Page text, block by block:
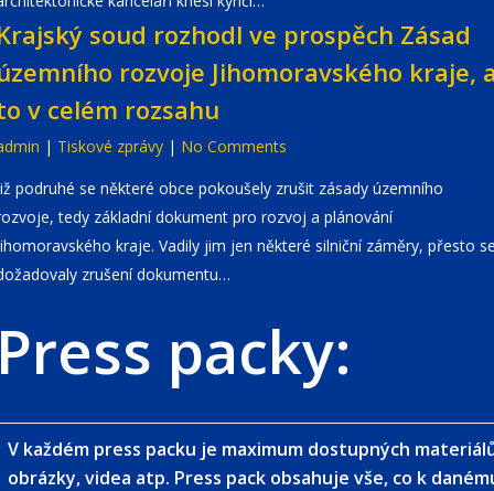
soud rozhodl ve prospěch Zásad
rozvoje Jihomoravského kraje,
v celém rozsahu
| Tiskové zprávy | No Comments
podruhé se některé obce pokoušely zrušit zásady územního
tedy základní dokument pro rozvoj a plánování
kraje. Vadily jim jen některé silniční záměry, přesto
zrušení dokumentu…
packy:
V každém press packu je maximum dostupných
obrázky, videa atp. Press pack obsahuje vše, co k